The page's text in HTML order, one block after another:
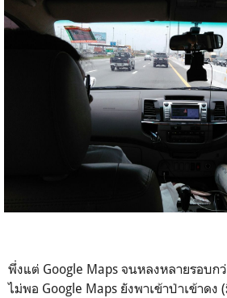
พึ่งแต่ Google Maps จนหลงหลายรอบก
ไม่พอ Google Maps ยังพาเข้าป่าเข้าด